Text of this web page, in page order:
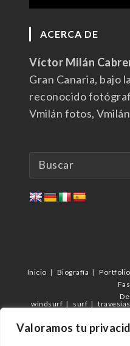
Valoramos tu
ACERCA DE
Víctor Milán
Gran Canaria, bajo
reconocido
Vmilán fotos,
Inicio Biografía Portfolio
windsurf
surf travesías